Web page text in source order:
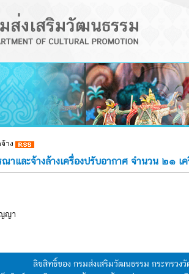
าง
าและจ้างล้างเครื่องปรับอากาศ จำนวน ๒๑ เค
ญา
ลิขสิทธิ์ของ กรมส่งเสริมวัฒนธรรม กระทรว